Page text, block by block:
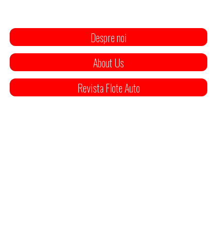
Despre noi
About Us
Revista Flote Auto